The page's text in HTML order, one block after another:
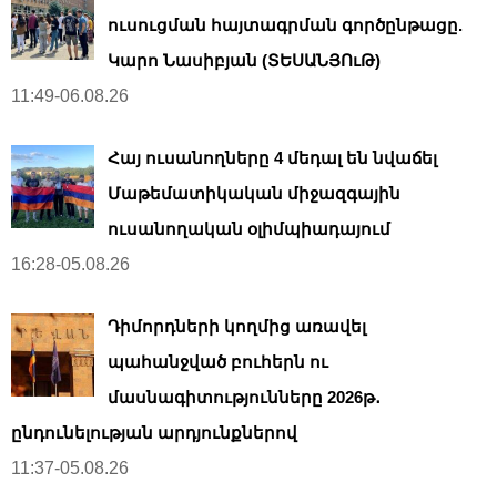
ուսուցման հայտագրման գործընթացը.
Կարո Նասիբյան (ՏԵՍԱՆՅՈւԹ)
11:49-06.08.26
Հայ ուսանողները 4 մեդալ են նվաճել
Մաթեմատիկական միջազգային
ուսանողական օլիմպիադայում
16:28-05.08.26
Դիմորդների կողմից առավել
պահանջված բուհերն ու
մասնագիտությունները 2026թ․
ընդունելության արդյունքներով
11:37-05.08.26